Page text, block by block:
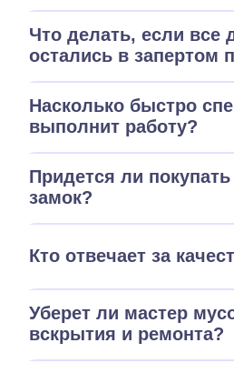
Что делать, если все
остались в запертом
Насколько быстро
выполнит работу?
Придется ли
замок?
Кто отвечает за
Уберет ли мастер
вскрытия и ремонта?